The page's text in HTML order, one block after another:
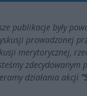
publikacje były
prowadzonej
merytorycznej,
zdecydowanym
działania akcji